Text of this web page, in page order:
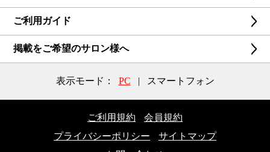
ご利用ガイド
掲載をご希望のサロン様へ
表示モード： PC | スマートフォン
ご利用規約
会員規約
プライバシーポリシー
サイトマップ